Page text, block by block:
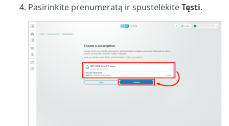
Pasirinkite prenumeratą ir spustelėkiteTęsti.